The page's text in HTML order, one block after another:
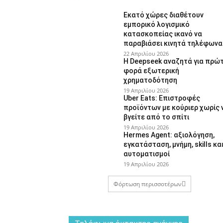
Εκατό χώρες διαθέτουν
εμπορικό λογισμικό
κατασκοπείας ικανό να
παραβιάσει κινητά τηλέφωνα
22 Απριλίου 2026
Η Deepseek αναζητά για
φορά εξωτερική
χρηματοδότηση
19 Απριλίου 2026
Uber Eats: Επιστροφές
προϊόντων με κούριερ χωρίς
βγείτε από το σπίτι
19 Απριλίου 2026
Hermes Agent: αξιολόγηση,
εγκατάσταση, μνήμη, skills και
αυτοματισμοί
19 Απριλίου 2026
Φόρτωση περισσοτέρων